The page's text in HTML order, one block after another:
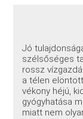
Jó
szélsőséges
rossz
a télen
vékony héjú,
gyógyhatása
miatt nem